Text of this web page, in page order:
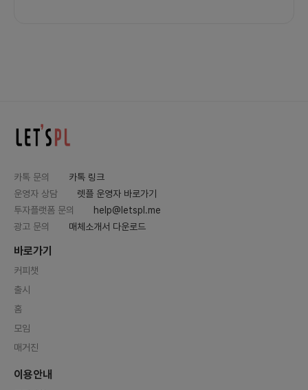
카톡 문의
카톡 링크
운영자 상담
렛플 운영자 바로가기
투자플랫폼 문의
help@letspl.me
광고 문의
매체소개서 다운로드
바로가기
커피챗
출시
홈
모임
매거진
이용안내